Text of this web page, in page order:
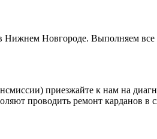
Нижнем Новгороде. Выполняем
приезжайте к нам на
проводить ремонт карданов в